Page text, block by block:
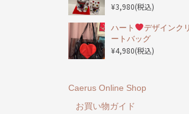
¥3,980(税込)
ハート
デザインク
ートバッグ
¥4,980(税込)
Caerus Online Shop
お買い物ガイド